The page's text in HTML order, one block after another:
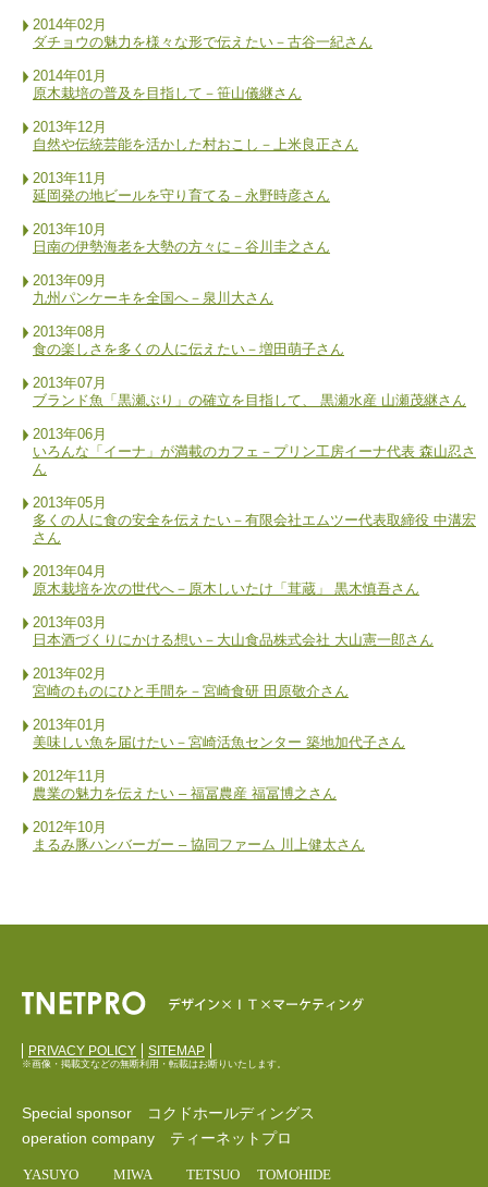
2014年02月
ダチョウの魅力を様々な形で伝えたい－古谷一紀さん
2014年01月
原木栽培の普及を目指して－笹山儀継さん
2013年12月
自然や伝統芸能を活かした村おこし－上米良正さん
2013年11月
延岡発の地ビールを守り育てる－永野時彦さん
2013年10月
日南の伊勢海老を大勢の方々に－谷川圭之さん
2013年09月
九州パンケーキを全国へ－泉川大さん
2013年08月
食の楽しさを多くの人に伝えたい－増田萌子さん
2013年07月
ブランド魚「黒瀬ぶり」の確立を目指して、 黒瀬水産 山瀬茂継さん
2013年06月
いろんな「イーナ」が満載のカフェ－プリン工房イーナ代表 森山忍さ
ん
2013年05月
多くの人に食の安全を伝えたい－有限会社エムツー代表取締役 中溝宏
さん
2013年04月
原木栽培を次の世代へ－原木しいたけ「茸蔵」 黒木慎吾さん
2013年03月
日本酒づくりにかける想い－大山食品株式会社 大山憲一郎さん
2013年02月
宮崎のものにひと手間を－宮崎食研 田原敬介さん
2013年01月
美味しい魚を届けたい－宮崎活魚センター 築地加代子さん
2012年11月
農業の魅力を伝えたい – 福冨農産 福冨博之さん
2012年10月
まるみ豚ハンバーガー – 協同ファーム 川上健太さん
PRIVACY POLICY SITEMAP
※画像・掲載文などの無断利用・転載はお断りいたします。
Special sponsor コクドホールディングス
operation company ティーネットプロ
YASUYO
MIWA
TETSUO
TOMOHIDE